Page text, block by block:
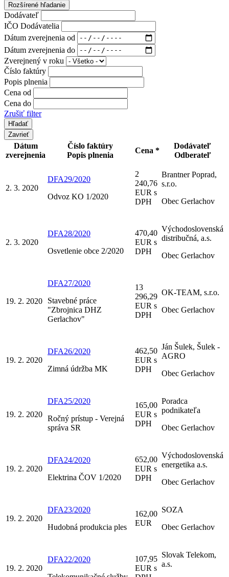
Rozšírené hľadanie
Dodávateľ
IČO Dodávatelia
Dátum zverejnenia od
Dátum zverejnenia do
Zverejnený v roku
Číslo faktúry
Popis plnenia
Cena od
Cena do
Zrušiť filter
Zavrieť
Dátum
zverejnenia
Číslo faktúry
Popis plnenia
Cena *
Dodávateľ
Odberateľ
2. 3. 2020
DFA29/2020
Odvoz KO 1/2020
2
240,76
EUR s
DPH
Brantner Poprad,
s.r.o.
Obec Gerlachov
2. 3. 2020
DFA28/2020
Osvetlenie obce 2/2020
470,40
EUR s
DPH
Východoslovenská
distribučná, a.s.
Obec Gerlachov
19. 2. 2020
DFA27/2020
Stavebné práce
"Zbrojnica DHZ
Gerlachov"
13
296,29
EUR s
DPH
OK-TEAM, s.r.o.
Obec Gerlachov
19. 2. 2020
DFA26/2020
Zimná údržba MK
462,50
EUR s
DPH
Ján Šulek, Šulek -
AGRO
Obec Gerlachov
19. 2. 2020
DFA25/2020
Ročný prístup - Verejná
správa SR
165,00
EUR s
DPH
Poradca
podnikateľa
Obec Gerlachov
19. 2. 2020
DFA24/2020
Elektrina ČOV 1/2020
652,00
EUR s
DPH
Východoslovenská
energetika a.s.
Obec Gerlachov
19. 2. 2020
DFA23/2020
Hudobná produkcia ples
162,00
EUR
SOZA
Obec Gerlachov
19. 2. 2020
DFA22/2020
107,95
EUR s
Slovak Telekom,
a.s.